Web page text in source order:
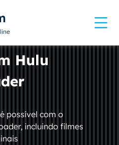
Hulu
possível com o
incluindo filmes